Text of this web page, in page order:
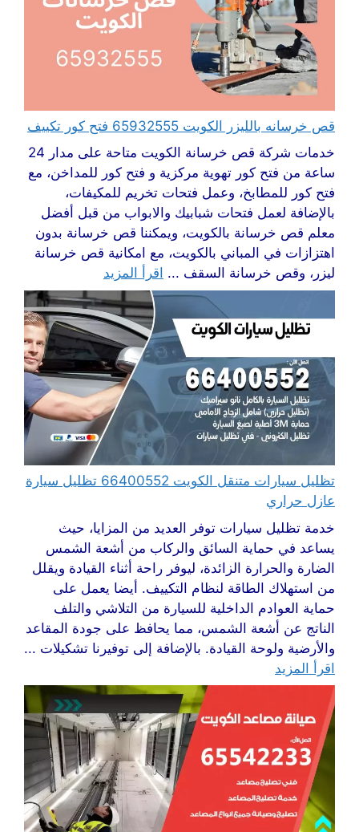
قص خرسانه بالليزر الكويت 65932555 فتح كور تكييف
خدمات شركة قص خرسانة الكويت متاحة على مدار 24
ساعة من فتح كور تهوية مركزية و فتح كور للمداخن، مع
فتح كور للمطابخ، وعمل فتحات تخريم للمكيفات،
بالإضافة لعمل فتحات شبابيك والابواب من قبل أفضل
معلم قص خرسانة بالكويت، ويمكننا قص خرسانة بدون
اهتزازات في المباني بالكويت، مع امكانية قص خرسانة
ليزر، وقص خرسانة السقف ... اقرأ المزيد
تظليل سيارات متنقل الكويت 66400552 تظليل سيارة
عازل حراري
خدمة تظليل سيارات توفر العديد من المزايا، حيث
يساعد في حماية السائق والركاب من أشعة الشمس
الضارة والحرارة الزائدة، ليوفر راحة أثناء القيادة ويقلل
من استهلاك الطاقة لنظام التكييف. أيضا يعمل على
حماية العوادم الداخلية للسيارة من التلاشي والتلف
الناتج عن أشعة الشمس، مما يحافظ على جودة المقاعد
والأرضية ولوحة القيادة. بالإضافة إلى توفيرنا تشكيلات ...
اقرأ المزيد